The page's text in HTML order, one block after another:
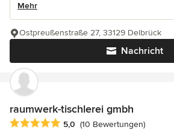
Mehr
Nachricht
Ostpreußenstraße 27, 33129 Delbrück
raumwerk-tischlerei gmbh
Durchschnittliche Bewertung: 5 von 5
5,0 (10 Bewertungen)